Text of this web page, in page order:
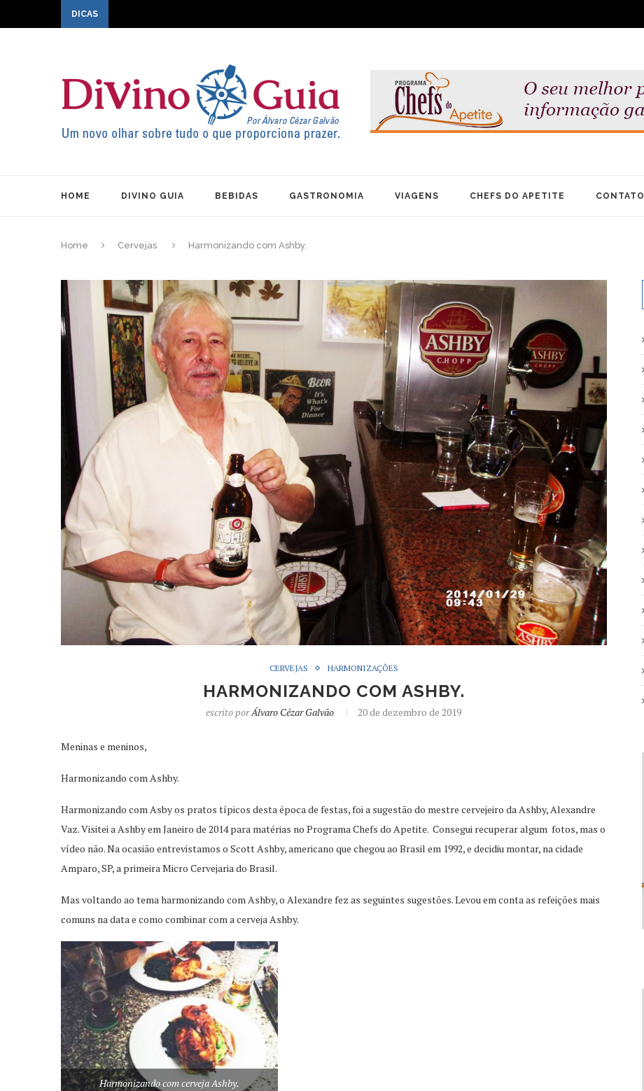
DICAS
HOME DIVINO GUIA BEBIDAS GASTRONOMIA VIAGENS CHEFS DO APETITE CONTATO
Home Cervejas Harmonizando com Ashby.
CERVEJAS HARMONIZAÇÕES
HARMONIZANDO COM ASHBY.
escrito porÁlvaro Cézar Galvão 20 de dezembro de 2019
Meninas e meninos,
Harmonizando com Ashby.
Harmonizando com Asby os pratos típicos desta época de festas, foi a sugestão do mestre cervejeiro da Ashby, Alexandre
Vaz. Visitei a Ashby em Janeiro de 2014 para matérias no Programa Chefs do Apetite. Consegui recuperar algum fotos, mas o
vídeo não. Na ocasião entrevistamos o Scott Ashby, americano que chegou ao Brasil em 1992, e decidiu montar, na cidade
Amparo, SP, a primeira Micro Cervejaria do Brasil.
Mas voltando ao tema harmonizando com Ashby, o Alexandre fez as seguintes sugestões. Levou em conta as refeições mais
comuns na data e como combinar com a cerveja Ashby.
Harmonizando com cerveja Ashby.